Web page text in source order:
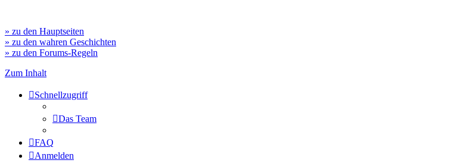
» zu den Hauptseiten
» zu den wahren Geschichten
» zu den Forums-Regeln
Zum Inhalt
Schnellzugriff
Das Team
FAQ
Anmelden